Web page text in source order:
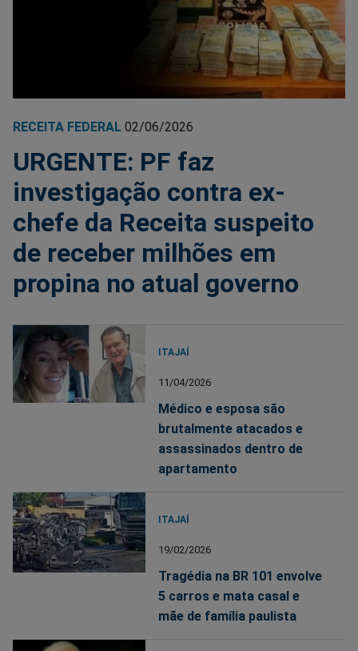
RECEITA FEDERAL 02/06/2026
URGENTE: PF faz
investigação contra ex-
chefe da Receita suspeito
de receber milhões em
propina no atual governo
ITAJAÍ
11/04/2026
Médico e esposa são
brutalmente atacados e
assassinados dentro de
apartamento
ITAJAÍ
19/02/2026
Tragédia na BR 101 envolve
5 carros e mata casal e
mãe de família paulista